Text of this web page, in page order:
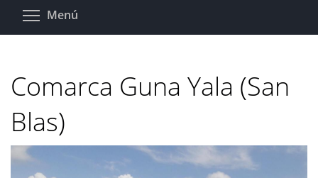
Pasar
Menú
Comarca Guna Yala (San
Blas)